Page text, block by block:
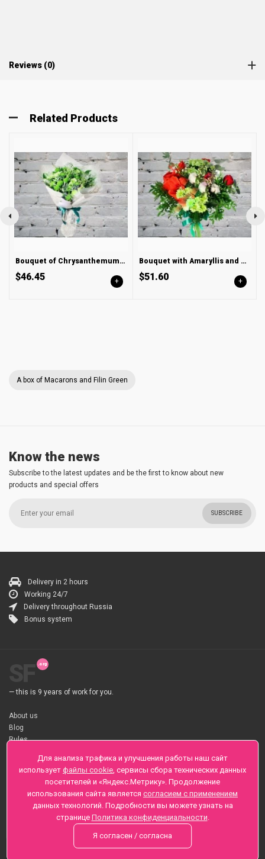
Reviews (0)
Related Products
Bouquet of Chrysanthemums and Veronica
$46.45 +
Bouquet with Amaryllis and Cotton
$51.60 +
A box of Macarons and Filin Green
Know the news
Subscribe to the latest updates and be the first to know about new
products and special offers
SUBSCRIBE
Delivery in 2 hours
Working 24/7
Delivery throughout Russia
Bonus system
— this is 9 years of work for you.
About us
Blog
Rules
About flower Delivery
Payment
Telegramm
Sankt-Peterburg, Zaozernaya 6
+7 (812) 425-01-16
Questions? Call 24 hours
Для анализа трафика и улучшения работы наш сайт
использует файлы cookie, сервисы сбора технических данных
посетителей и «Яндекс.Метрику». Продолжение
использования сайта является согласием с применением
данных технологий. Подробности вы можете узнать на
странице Политика конфиденциальности.
Я согласен / согласна